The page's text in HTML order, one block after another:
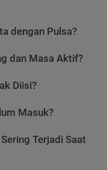
dengan Pulsa?
dan Masa Aktif?
Diisi?
Masuk?
Terjadi Saat